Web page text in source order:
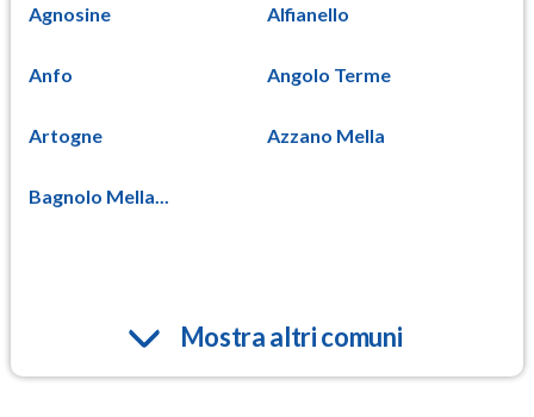
Agnosine Alfianello
Anfo Angolo Terme
Artogne Azzano Mella
Bagnolo Mella...
Mostra altri comuni